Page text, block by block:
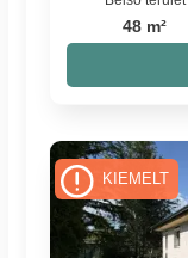
48 m²
KIEMELT